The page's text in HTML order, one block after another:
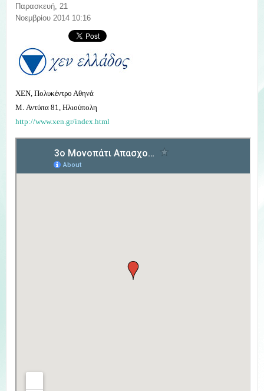
Παρασκευή, 21
Νοεμβρίου 2014 10:16
ΧΕΝ, Πολυκέντρο Αθηνά
M. Αντύπα 81, Ηλιούπολη
http://www.xen.gr/index.html